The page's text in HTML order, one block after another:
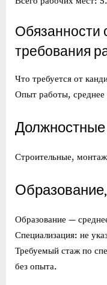
Обязанности
требования
Что требуется от
Опыт работы, среднее
Должностные
Строительные,
Образование —
Специализация: не
Требуемый стаж по
без опыта.